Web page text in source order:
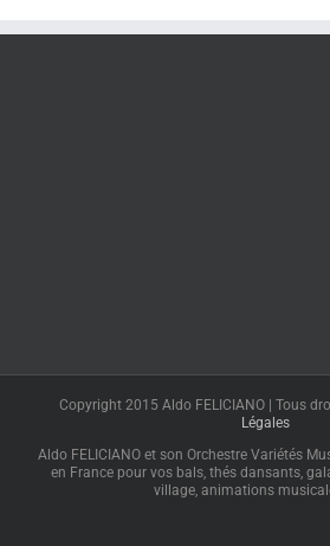
Copyright 2015 Aldo FELICIANO | Tous
Légales
Aldo FELICIANO et son Orchestre Variétés
en France pour vos bals, thés dansants,
village, animations